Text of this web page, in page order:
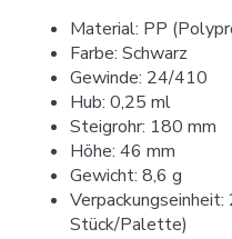
Material: PP
Farbe: Schwarz
Gewinde: 24/410
Hub: 0,25 ml
Steigrohr: 180 mm
Höhe: 46 mm
Gewicht: 8,6 g
Stück/Palette)